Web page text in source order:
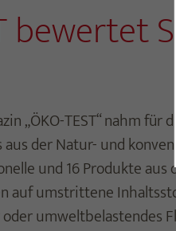
„ÖKO-TEST“ nahm für
der Natur- und
und 16 Produkte
auf umstrittene
umweltbelastendes